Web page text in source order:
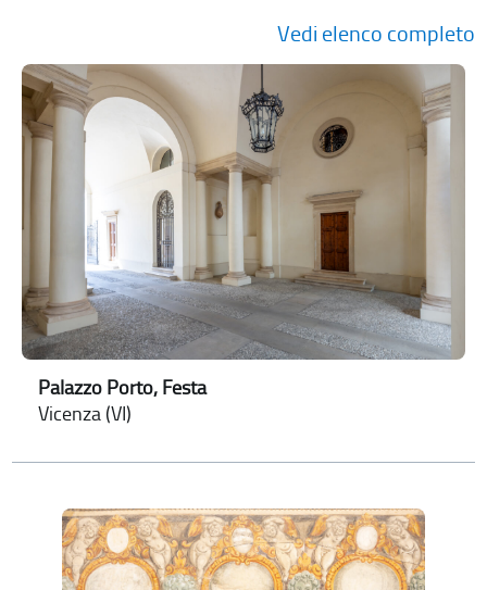
Vedi elenco completo
Palazzo Porto, Festa
Vicenza (VI)